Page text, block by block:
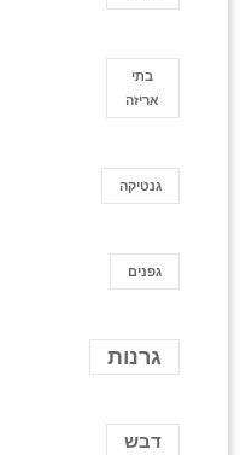
בתי
אריזה
גנטיקה
גפנים
גרנות
דבש